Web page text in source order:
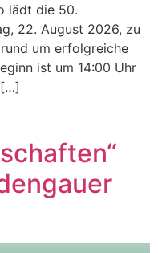
lädt die 50.
22. August 2026, zu
um erfolgreiche
ist um 14:00 Uhr
[…]